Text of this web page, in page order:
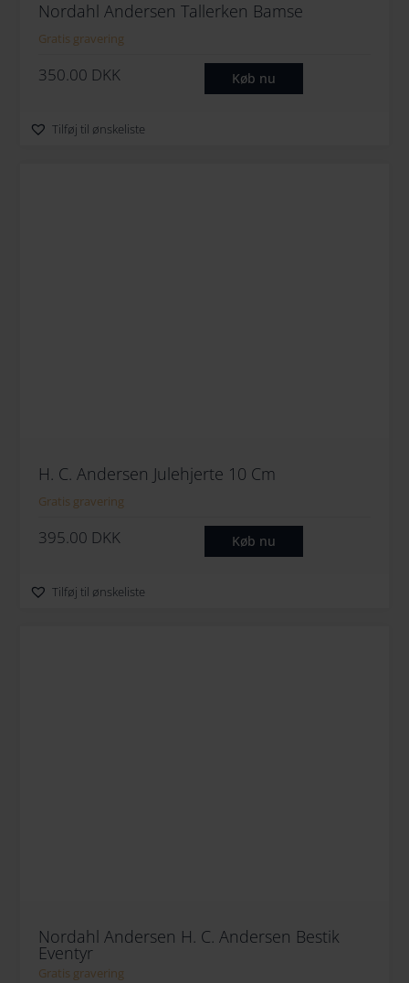
Nordahl Andersen Tallerken Bamse
Gratis gravering
350.00 DKK Køb nu
Tilføj til ønskeliste
H. C. Andersen Julehjerte 10 Cm
Gratis gravering
395.00 DKK Køb nu
Tilføj til ønskeliste
Nordahl Andersen H. C. Andersen Bestik
Eventyr
Gratis gravering